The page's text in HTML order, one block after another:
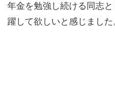
年金を勉強し続ける同志
躍して欲しいと感じました